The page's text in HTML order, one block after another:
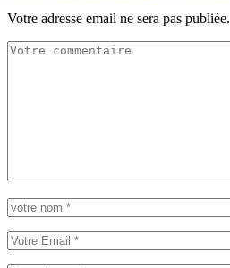
Votre adresse email ne sera pas publiée.